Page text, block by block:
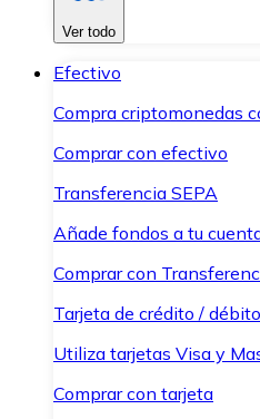
Ver todo
Efectivo
Compra criptomonedas
Comprar con efectivo
Transferencia SEPA
Añade fondos a tu
Comprar con
Tarjeta de crédito / débito
Utiliza tarjetas Visa y
Comprar con tarjeta